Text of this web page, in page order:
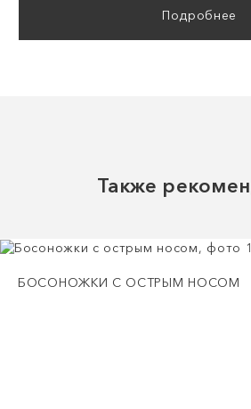
Подробнее
Также
БОСОНОЖКИ С ОСТРЫМ НОСОМ